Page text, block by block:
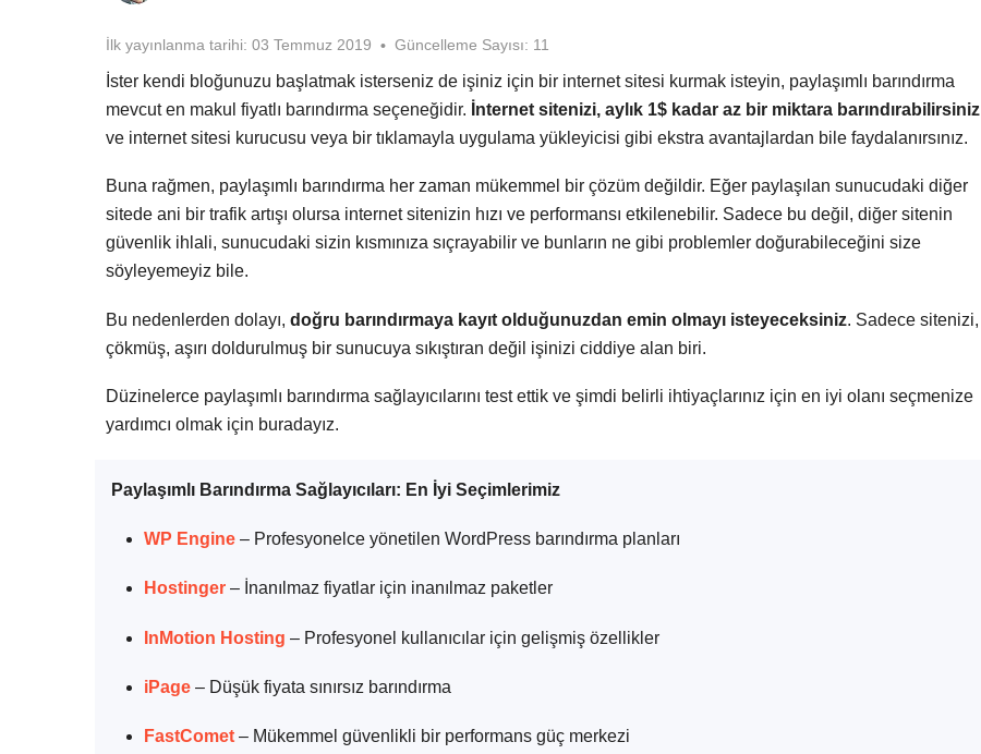
İlk yayınlanma tarihi: 03 Temmuz 2019 Güncelleme Sayısı: 11
İster kendi bloğunuzu başlatmak isterseniz de işiniz için bir internet sitesi kurmak isteyin, paylaşımlı barındırma
mevcut en makul fiyatlı barındırma seçeneğidir. İnternet sitenizi, aylık 1$ kadar az bir miktara barındırabilirsiniz
ve internet sitesi kurucusu veya bir tıklamayla uygulama yükleyicisi gibi ekstra avantajlardan bile faydalanırsınız.
Buna rağmen, paylaşımlı barındırma her zaman mükemmel bir çözüm değildir. Eğer paylaşılan sunucudaki diğer
sitede ani bir trafik artışı olursa internet sitenizin hızı ve performansı etkilenebilir. Sadece bu değil, diğer sitenin
güvenlik ihlali, sunucudaki sizin kısmınıza sıçrayabilir ve bunların ne gibi problemler doğurabileceğini size
söyleyemeyiz bile.
Bu nedenlerden dolayı, doğru barındırmaya kayıt olduğunuzdan emin olmayı isteyeceksiniz. Sadece sitenizi,
çökmüş, aşırı doldurulmuş bir sunucuya sıkıştıran değil işinizi ciddiye alan biri.
Düzinelerce paylaşımlı barındırma sağlayıcılarını test ettik ve şimdi belirli ihtiyaçlarınız için en iyi olanı seçmenize
yardımcı olmak için buradayız.
Paylaşımlı Barındırma Sağlayıcıları: En İyi Seçimlerimiz
WP Engine – Profesyonelce yönetilen WordPress barındırma planları
Hostinger – İnanılmaz fiyatlar için inanılmaz paketler
InMotion Hosting – Profesyonel kullanıcılar için gelişmiş özellikler
iPage – Düşük fiyata sınırsız barındırma
FastComet – Mükemmel güvenlikli bir performans güç merkezi